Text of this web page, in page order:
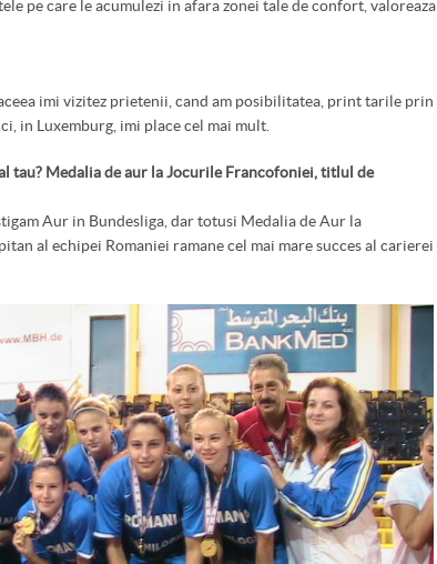
pe care le acumulezi in afara zonei tale de confort, valoreaza
imi vizitez prietenii, cand am posibilitatea, print tarile prin
in Luxemburg, imi place cel mai mult.
tau? Medalia de aur la Jocurile Francofoniei, titlul de
Aur in Bundesliga, dar totusi Medalia de Aur la
al echipei Romaniei ramane cel mai mare succes al carierei